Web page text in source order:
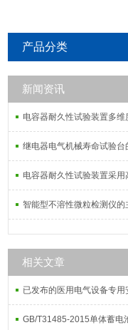
产品分类
新闻资讯
电容器耐久性试验装置多
继电器电气机械寿命试验
电容器耐久性试验装置采
智能型不溶性微粒检测仪
相关文章
已发布的医用电气设备专用
GB/T31485-2015单体蓄电